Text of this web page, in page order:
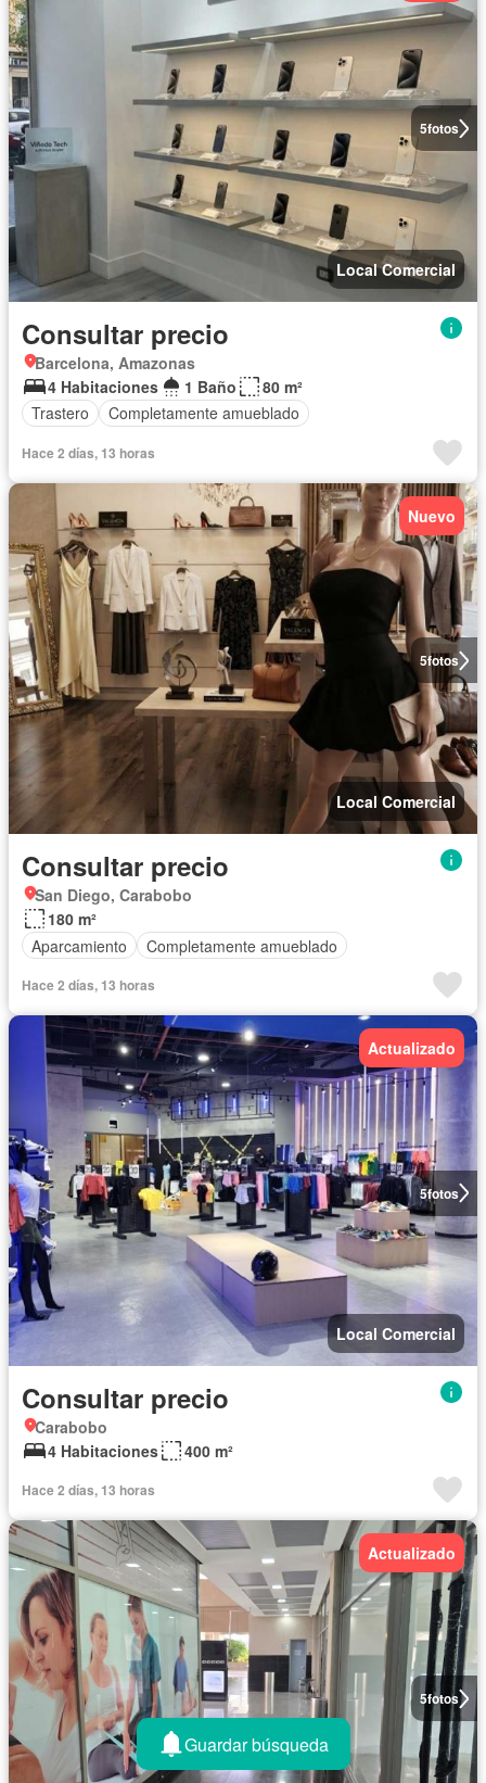
5fotos
Local Comercial
Consultar precio
Barcelona, Amazonas
4 Habitaciones
1 Baño
80 m²
Trastero
Completamente amueblado
Hace 2 días, 13 horas
5fotos
Nuevo
Local Comercial
Consultar precio
San Diego, Carabobo
180 m²
Aparcamiento
Completamente amueblado
Hace 2 días, 13 horas
5fotos
Actualizado
Local Comercial
Consultar precio
Carabobo
4 Habitaciones
400 m²
Hace 2 días, 13 horas
5fotos
Actualizado
Guardar búsqueda